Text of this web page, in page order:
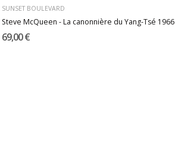
SUNSET BOULEVARD
Steve McQueen - La canonnière du Yang-Tsé 1966
69,00 €